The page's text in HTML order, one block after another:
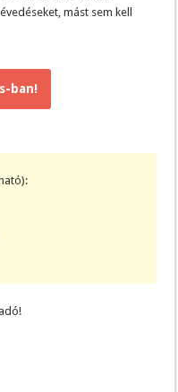
mást sem kell
ban!